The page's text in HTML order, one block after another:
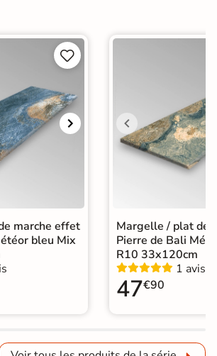


marche effet
bleu Mix
Margelle / plat de
Pierre de Bali
R10 33x120cm
1 avis
47€90